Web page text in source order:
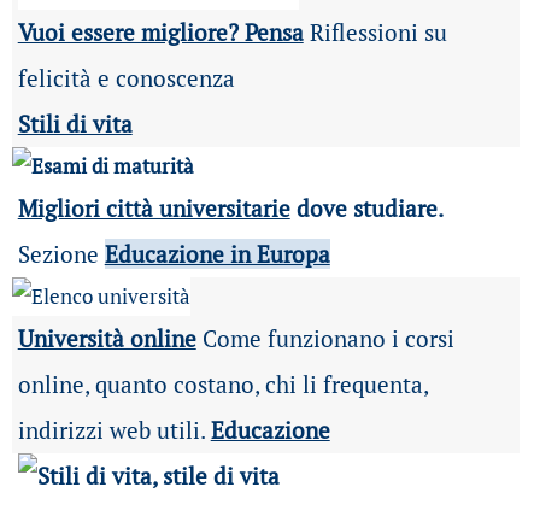
Vuoi essere migliore? PensaRiflessioni su
felicità e conoscenza
Stili di vita
Migliori città universitariedove studiare.
Sezione Educazione in Europa
Università online Come funzionano i corsi
online, quanto costano, chi li frequenta,
indirizzi web utili. Educazione